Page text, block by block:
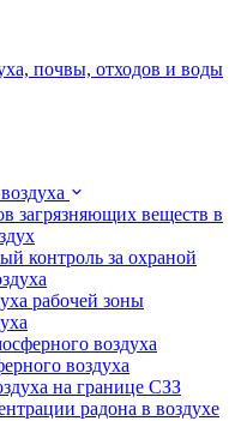
почвы, отходов и воды
загрязняющих веществ в
контроль за охраной
рабочей зоны
воздуха
воздуха
на границе СЗЗ
радона в воздухе